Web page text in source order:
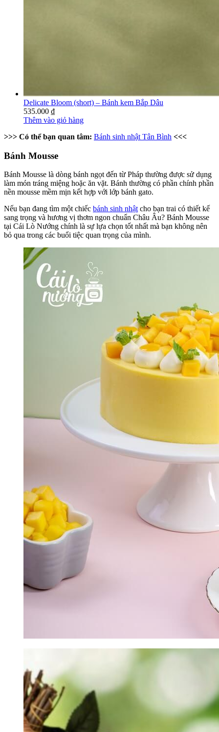
Delicate Bloom (short) – Bánh kem Bắp Dâu
535.000 ₫
Thêm vào giỏ hàng
>>> Có thể bạn quan tâm: Bánh sinh nhật Tân Bình <<<
Bánh Mousse
Bánh Mousse là dòng bánh ngọt đến từ Pháp thường được sử dụng
làm món tráng miệng hoặc ăn vặt. Bánh thường có phần chính phần
nền mousse mềm mịn kết hợp với lớp bánh gato.
Nếu bạn đang tìm một chiếc bánh sinh nhật cho bạn trai có thiết kế
sang trọng và hương vị thơm ngon chuẩn Châu Âu? Bánh Mousse
tại Cái Lò Nướng chính là sự lựa chọn tốt nhất mà bạn không nên
bỏ qua trong các buổi tiệc quan trọng của mình.